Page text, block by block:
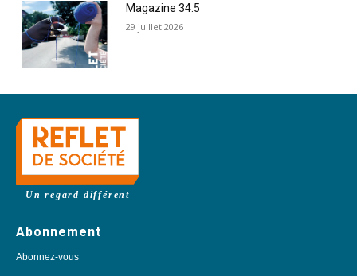
Magazine 34.5
29 juillet 2026
Un regard différent
Abonnement
Abonnez-vous